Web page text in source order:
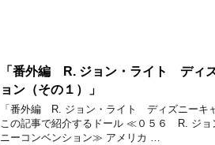
「番外編 R. ジョン・ライト ディ
ョン（その１）」
「番外編 R. ジョン・ライト ディズニーキ
この記事で紹介するドール ≪０５６ R. ジ
ニーコンベンション≫ アメリカ …